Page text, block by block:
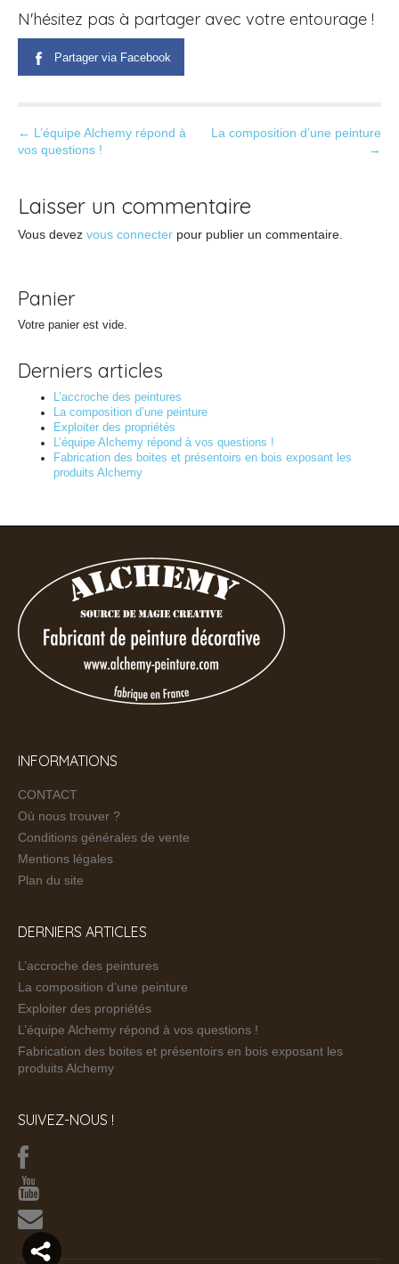
N'hésitez pas à partager avec votre entourage !
Partager via Facebook
P
o
t
n
i
g
t
← L’équipe Alchemy répond à
vos questions !
La composition d’une peinture
→
Laisser un commentaire
Vous devez vous connecter pour publier un commentaire.
Panier
Votre panier est vide.
Derniers articles
L’accroche des peintures
La composition d’une peinture
Exploiter des propriétés
L’équipe Alchemy répond à vos questions !
Fabrication des boites et présentoirs en bois exposant les
produits Alchemy
INFORMATIONS
CONTACT
Où nous trouver ?
Conditions générales de vente
Mentions légales
Plan du site
DERNIERS ARTICLES
L’accroche des peintures
La composition d’une peinture
Exploiter des propriétés
L’équipe Alchemy répond à vos questions !
Fabrication des boites et présentoirs en bois exposant les
produits Alchemy
SUIVEZ-NOUS !